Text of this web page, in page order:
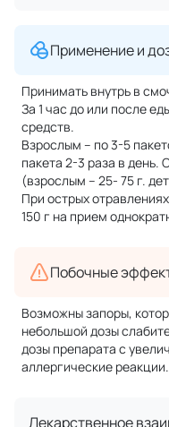
Применение и
Принимать внутрь в
За 1 час до или после
средств.
Взрослым – по 3-5
пакета 2-3 раза в день.
(взрослым – 25- 75 г.
При острых
150 г на прием
Побочные
Возможны запоры,
небольшой дозы
дозы препарата с
аллергические реакции.
Лекарственное